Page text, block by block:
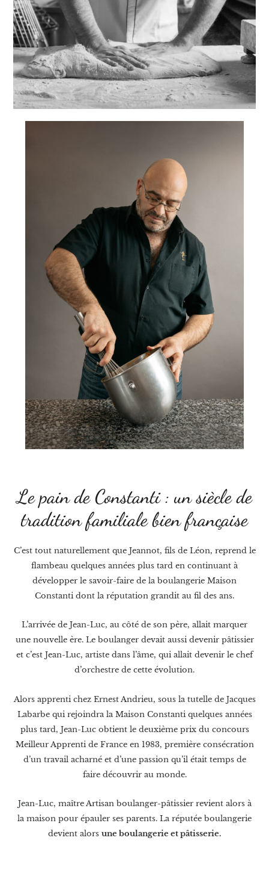
Le pain de Constanti : un siècle de
tradition familiale bien française
C’est tout naturellement que Jeannot, fils de Léon, reprend le
flambeau quelques années plus tard en continuant à
développer le savoir-faire de la boulangerie Maison
Constanti dont la réputation grandit au fil des ans.
L’arrivée de Jean-Luc, au côté de son père, allait marquer
une nouvelle ère. Le boulanger devait aussi devenir pâtissier
et c’est Jean-Luc, artiste dans l’âme, qui allait devenir le chef
d’orchestre de cette évolution.
Alors apprenti chez Ernest Andrieu, sous la tutelle de Jacques
Labarbe qui rejoindra la Maison Constanti quelques années
plus tard, Jean-Luc obtient le deuxième prix du concours
Meilleur Apprenti de France en 1983, première consécration
d’un travail acharné et d’une passion qu’il était temps de
faire découvrir au monde.
Jean-Luc, maître Artisan boulanger-pâtissier revient alors à
la maison pour épauler ses parents. La réputée boulangerie
devient alors une boulangerie et pâtisserie.